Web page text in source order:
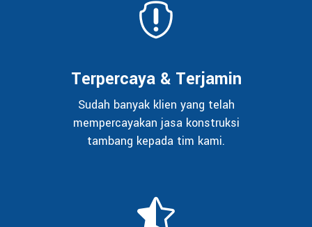
Terpercaya & Terjamin
Sudah banyak klien yang telah
mempercayakan jasa konstruksi
tambang kepada tim kami.